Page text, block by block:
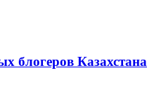
блогеров Казахстана